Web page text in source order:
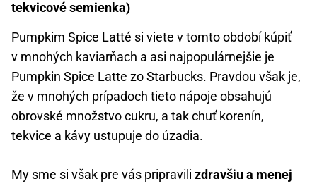
tekvicové semienka)
Pumpkim Spice Latté si viete v tomto období kúpiť
v mnohých kaviarňach a asi najpopulárnejšie je
Pumpkin Spice Latte zo Starbucks. Pravdou však je,
že v mnohých prípadoch tieto nápoje obsahujú
obrovské množstvo cukru, a tak chuť korenín,
tekvice a kávy ustupuje do úzadia.
My sme si však pre vás pripravili zdravšiu a menej